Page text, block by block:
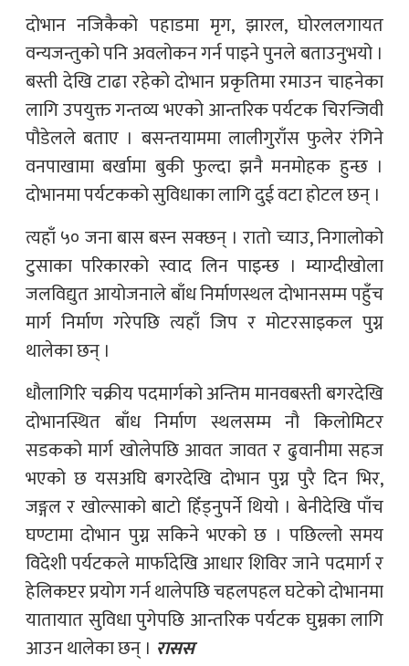
दोभान नजिकैको पहाडमा मृग, झारल, घोरललगायत
वन्यजन्तुको पनि अवलोकन गर्न पाइने पुनले बताउनुभयो ।
बस्ती देखि टाढा रहेको दोभान प्रकृतिमा रमाउन चाहनेका
लागि उपयुक्त गन्तव्य भएको आन्तरिक पर्यटक चिरन्जिवी
पौडेलले बताए । बसन्तयाममा लालीगुराँस फुलेर रंगिने
वनपाखामा बर्खामा बुकी फुल्दा झनै मनमोहक हुन्छ ।
दोभानमा पर्यटकको सुविधाका लागि दुई वटा होटल छन् ।
त्यहाँ ५० जना बास बस्न सक्छन् । रातो च्याउ, निगालोको
टुसाका परिकारको स्वाद लिन पाइन्छ । म्याग्दीखोला
जलविद्युत आयोजनाले बाँध निर्माणस्थल दोभानसम्म पहुँच
मार्ग निर्माण गरेपछि त्यहाँ जिप र मोटरसाइकल पुग्न
थालेका छन् ।
धौलागिरि चक्रीय पदमार्गको अन्तिम मानवबस्ती बगरदेखि
दोभानस्थित बाँध निर्माण स्थलसम्म नौ किलोमिटर
सडकको मार्ग खोलेपछि आवत जावत र ढुवानीमा सहज
भएको छ यसअघि बगरदेखि दोभान पुग्न पुरै दिन भिर,
जङ्गल र खोल्साको बाटो हिँड्नुपर्ने थियो । बेनीदेखि पाँच
घण्टामा दोभान पुग्न सकिने भएको छ । पछिल्लो समय
विदेशी पर्यटकले मार्फादेखि आधार शिविर जाने पदमार्ग र
हेलिकप्टर प्रयोग गर्न थालेपछि चहलपहल घटेको दोभानमा
यातायात सुविधा पुगेपछि आन्तरिक पर्यटक घुम्नका लागि
आउन थालेका छन् । रासस